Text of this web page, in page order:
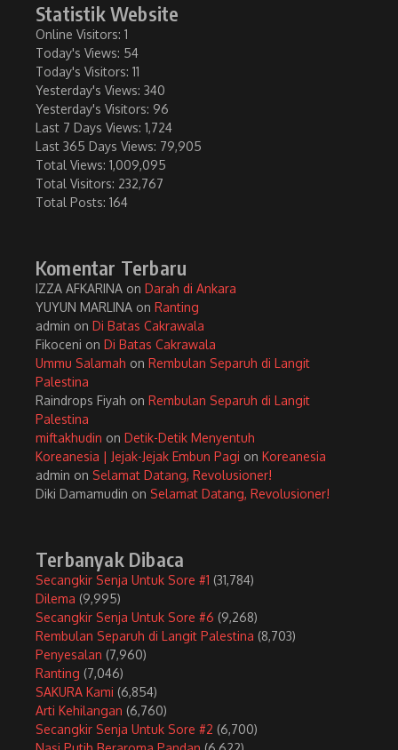
Statistik Website
Online Visitors: 1
Today's Views: 54
Today's Visitors: 11
Yesterday's Views: 340
Yesterday's Visitors: 96
Last 7 Days Views: 1,724
Last 365 Days Views: 79,905
Total Views: 1,009,095
Total Visitors: 232,767
Total Posts: 164
Komentar Terbaru
IZZA AFKARINA on Darah di Ankara
YUYUN MARLINA on Ranting
admin on Di Batas Cakrawala
Fikoceni on Di Batas Cakrawala
Ummu Salamah on Rembulan Separuh di Langit
Palestina
Raindrops Fiyah on Rembulan Separuh di Langit
Palestina
miftakhudin on Detik-Detik Menyentuh
Koreanesia | Jejak-Jejak Embun Pagi on Koreanesia
admin on Selamat Datang, Revolusioner!
Diki Damamudin on Selamat Datang, Revolusioner!
Terbanyak Dibaca
Secangkir Senja Untuk Sore #1 (31,784)
Dilema (9,995)
Secangkir Senja Untuk Sore #6 (9,268)
Rembulan Separuh di Langit Palestina (8,703)
Penyesalan (7,960)
Ranting (7,046)
SAKURA Kami (6,854)
Arti Kehilangan (6,760)
Secangkir Senja Untuk Sore #2 (6,700)